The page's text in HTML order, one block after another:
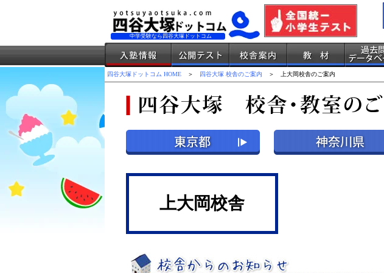
中学受験なら四谷大塚ドットコム
四谷大塚ドットコム HOME ＞ 四谷大塚 校舎のご案内 ＞ 上大岡校舎のご案内
上大岡校舎